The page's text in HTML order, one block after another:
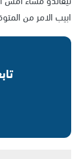
ابيب الامر من